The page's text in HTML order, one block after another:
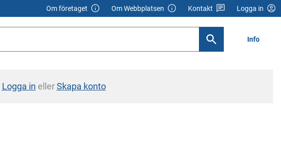
Om företaget Om Webbplatsen Kontakt Logga in
Info
Logga in ellerSkapa konto